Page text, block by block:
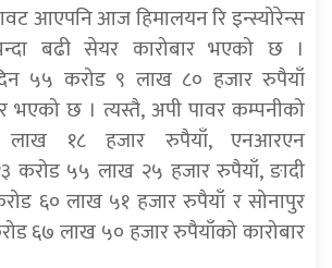
आएपनि आज हिमालयन रि इन्स्योरेन्स
बढी सेयर कारोबार भएको छ ।
५५ करोड ९ लाख ८० हजार रुपैयाँ
भएको छ । त्यस्तै, अपी पावर कम्पनीको
१८ हजार रुपैयाँ, एनआरएन
करोड ५५ लाख २५ हजार रुपैयाँ, ङादी
६० लाख ५१ हजार रुपैयाँ र सोनापुर
६७ लाख ५० हजार रुपैयाँको कारोबार